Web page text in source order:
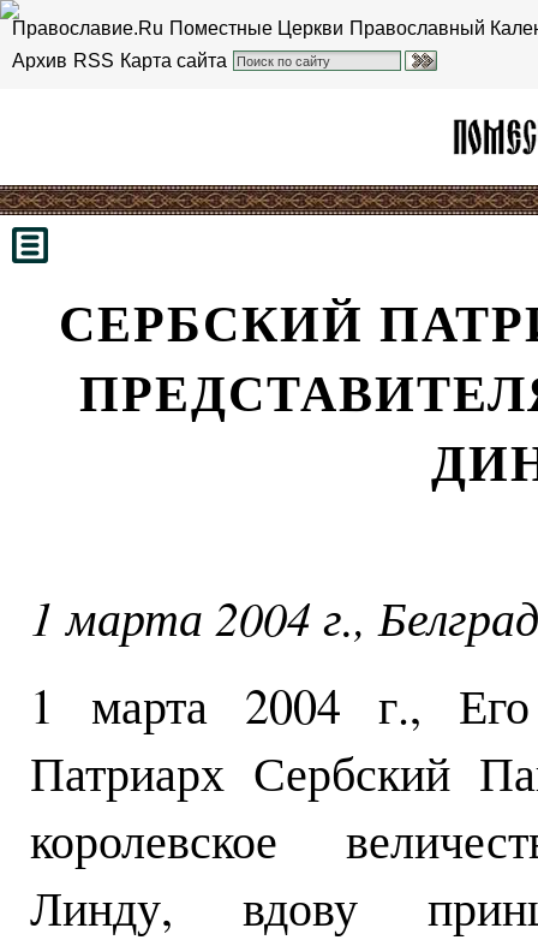
Православие.Ru Поместные Церкви Православный
Архив RSS Карта сайта
СЕРБСКИЙ
1 марта 2004 г., Белград
1 марта 2004 г., Его
Патриарх Сербский
королевское
Линду, вдову